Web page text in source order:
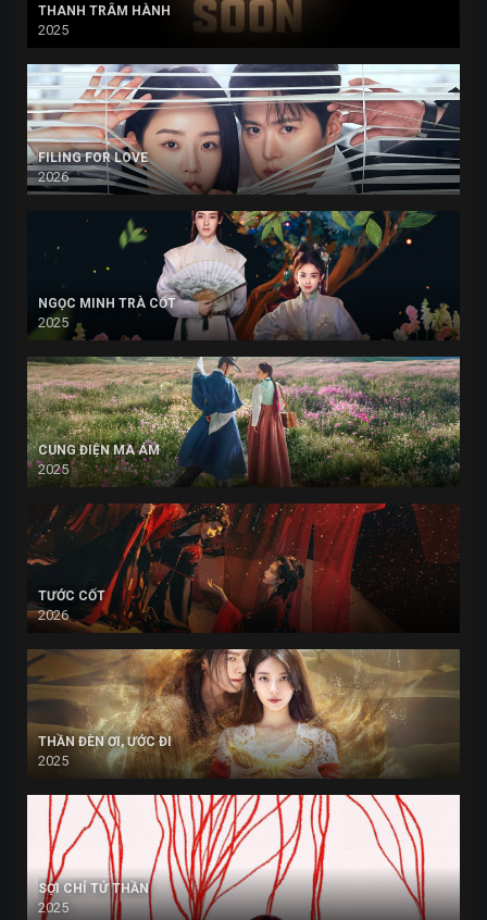
THANH TRÂM HÀNH
2025
FILING FOR LOVE
2026
NGỌC MINH TRÀ CỐT
2025
CUNG ĐIỆN MA ÁM
2025
TƯỚC CỐT
2026
THẦN ĐÈN ƠI, ƯỚC ĐI
2025
SỢI CHỈ TỬ THẦN
2025